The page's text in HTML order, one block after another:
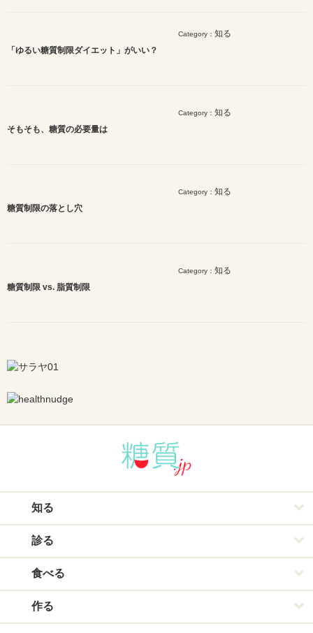
Category： 知る
「ゆるい糖質制限ダイエット」がいい？
Category： 知る
そもそも、糖質の必要量は
Category： 知る
糖質制限の落とし穴
Category： 知る
糖質制限 vs. 脂質制限
知る
診る
食べる
作る